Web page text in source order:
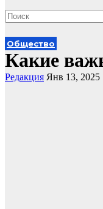
Общество
Какие
Редакция Янв 13, 2025